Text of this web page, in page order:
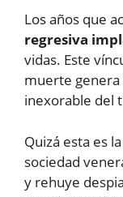
Los años que
regresiva
vidas. Este
muerte
inexorable del
Quizá esta es
sociedad
y rehuye